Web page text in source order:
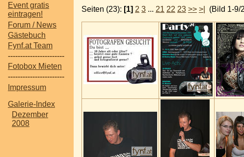
Event gratis
eintragen!
Forum / News
Gästebuch
Fynf.at Team
-----------------------
Fotobox Mieten
-----------------------
Impressum
Galerie-Index
Dezember
2008
Seiten (23): [1] 2 3 ... 21 22 23 >> >| (Bild 1-9/